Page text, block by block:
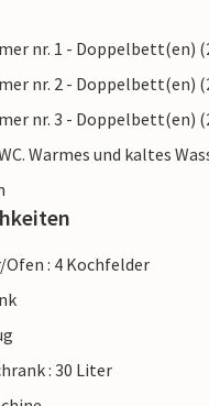
nr. 1 - Doppelbett(en)
nr. 2 - Doppelbett(en)
nr. 3 - Doppelbett(en)
Warmes und kaltes
Ofen : 4 Kochfelder
: 30 Liter